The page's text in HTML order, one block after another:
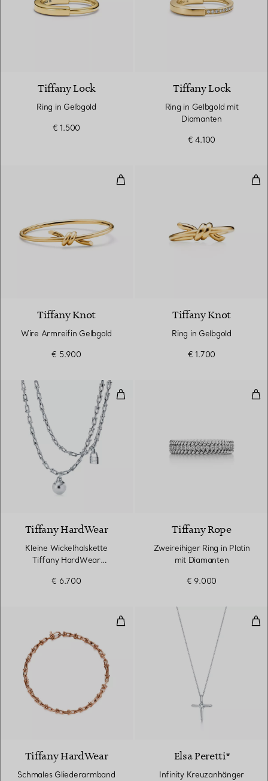
Tiffany Lock
Ring in Gelbgold
€ 1.500
Tiffany Lock
Ring in Gelbgold mit
Diamanten
€ 4.100
Wire Armreifin Gelbgold
Tiffany Knot
Wire Armreifin Gelbgold
€ 5.900
Tiffany Knot
Ring in Gelbgold
€ 1.700
Kleine Wickelhalskette Tiffany
Tiffany HardWear
Kleine Wickelhalskette
Tiffany HardWear
Sterlingsilber
€ 6.700
Tiffany Rope
Zweireihiger Ring in Platin
mit Diamanten
€ 9.000
Schmales Gliederarmband in
2 Materialien
Tiffany HardWear
Schmales Gliederarmband
Elsa Peretti®
Infinity Kreuzanhänger